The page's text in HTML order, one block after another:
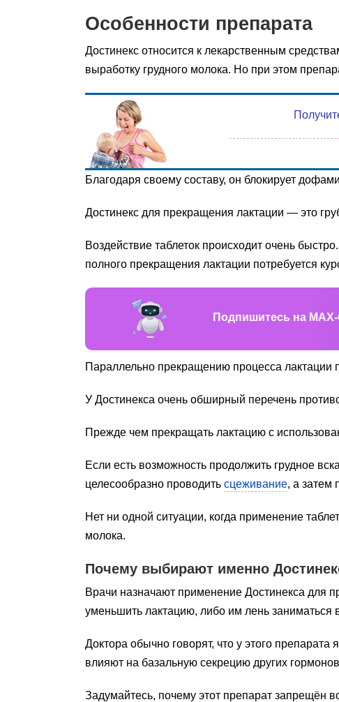
Особенности препарата
Достинекс относится к лекарственным
выработку грудного молока. Но при этом
Благодаря своему составу, он блокирует
Достинекс для прекращения лактации — это
Воздействие таблеток происходит очень
полного прекращения лактации потребуется
Подпишитесь на
Параллельно прекращению процесса лактации
У Достинекса очень обширный перечень
Прежде чем прекращать лактацию с
Если есть возможность продолжить грудное
целесообразно проводить сцеживание, а затем
Нет ни одной ситуации, когда применение
молока.
Почему выбирают именно
Врачи назначают применение Достинекса для
уменьшить лактацию, либо им лень заниматься
Доктора обычно говорят, что у этого
влияют на базальную секрецию других
Задумайтесь, почему этот препарат запрещён